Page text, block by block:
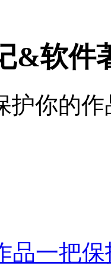
&软件
你的作
品一把保